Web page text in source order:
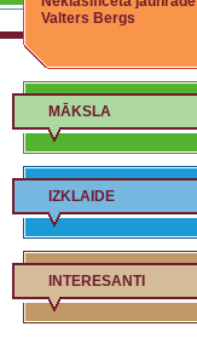
Valters Bergs
MĀKSLA
IZKLAIDE
INTERESANTI